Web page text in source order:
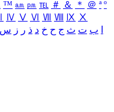
™ ㏂ ㏘ ℡ ＃ ＆ ＊ ＠ ª º
Ⅳ Ⅴ Ⅵ Ⅶ Ⅷ Ⅸ Ⅹ
ب ت ث ج ح خ د ذ ر ز س